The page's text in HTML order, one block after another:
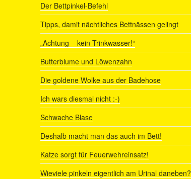
Der Bettpinkel-Befehl
Tipps, damit nächtliches Bettnässen gelingt
„Achtung – kein Trinkwasser!“
Butterblume und Löwenzahn
Die goldene Wolke aus der Badehose
Ich wars diesmal nicht :-)
Schwache Blase
Deshalb macht man das auch im Bett!
Katze sorgt für Feuerwehreinsatz!
Wieviele pinkeln eigentlich am Urinal daneben?